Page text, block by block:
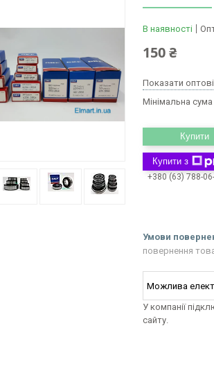
В наявності
150 ₴
Показати оптові
Мінімальна
Купити
Купити з
+380 (63) 788-
повернення
У компанії
сайту.